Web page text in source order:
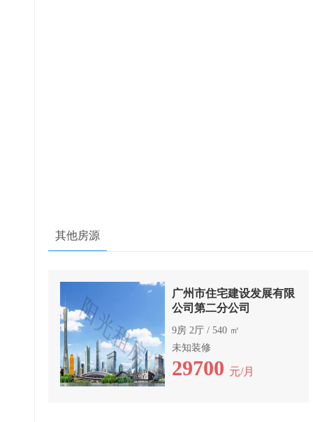
其他房源
广州市住宅建设发展有限
公司第二分公司
9房 2厅 / 540 ㎡
未知装修
29700 元/月